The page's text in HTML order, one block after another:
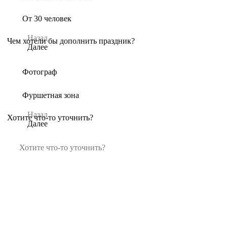
От 30 человек
Назад
Далее
Чем хотели бы дополнить праздник?
Фотограф
Фуршетная зона
Назад
Далее
Хотите что-то уточнить?